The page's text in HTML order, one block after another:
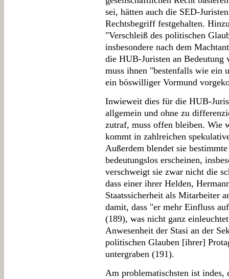
sei, hätten auch die SED-
Rechtsbegriff festgehalten.
"Verschleiß des politischen
insbesondere nach dem
die HUB-Juristen an
muss ihnen "bestenfalls wie ein
ein böswilliger Vormund
Inwieweit dies für die HUB-
allgemein und ohne zu
zutraf, muss offen bleiben. Wie
kommt in zahlreichen
Außerdem blendet sie
bedeutungslos erscheinen,
verschweigt sie zwar nicht die
dass einer ihrer Helden,
Staatssicherheit als Mitarbeiter
damit, dass "er mehr Einfluss
(189), was nicht ganz
Anwesenheit der Stasi an der
politischen Glauben [ihrer]
untergraben (191).
Am problematischsten ist indes,